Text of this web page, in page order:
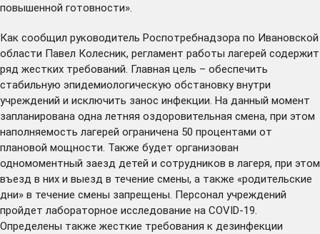
повышенной готовности».
Как сообщил руководитель Роспотребнадзора по Ивановской
области Павел Колесник, регламент работы лагерей содержит
ряд жестких требований. Главная цель – обеспечить
стабильную эпидемиологическую обстановку внутри
учреждений и исключить занос инфекции. На данный момент
запланирована одна летняя оздоровительная смена, при этом
наполняемость лагерей ограничена 50 процентами от
плановой мощности. Также будет организован
одномоментный заезд детей и сотрудников в лагеря, при этом
въезд в них и выезд в течение смены, а также «родительские
дни» в течение смены запрещены. Персонал учреждений
пройдет лабораторное исследование на COVID-19.
Определены также жесткие требования к дезинфекции